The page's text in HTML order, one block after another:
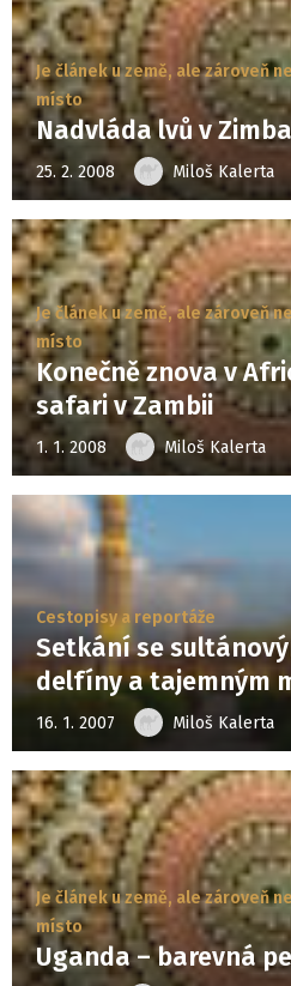
Je článek u země, ale zároveň
místo
Nadvláda lvů v
25. 2. 2008 Miloš Kalerta
Je článek u země, ale zároveň
místo
Konečně znova v
safari v Zambii
1. 1. 2008 Miloš Kalerta
Cestopisy a reportáže
Setkání se
delfíny a tajemným
16. 1. 2007 Miloš Kalerta
Je článek u země, ale zároveň
místo
Uganda – barevná